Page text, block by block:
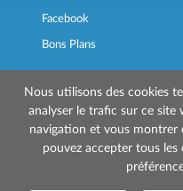
Facebook
Bons Plans
© 2026 Mr Ferry est
Nous utilisons des cookies
analyser le trafic sur ce site
navigation et vous montrer
pouvez accepter tous les